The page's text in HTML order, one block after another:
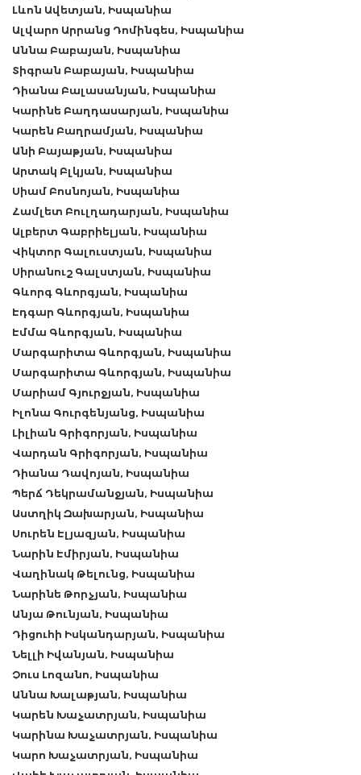
Լևոն Ավետյան, Իսպանիա
Ալվարո Արրանց Դոմինգես, Իսպանիա
Աննա Բաբայան, Իսպանիա
Տիգրան Բաբայան, Իսպանիա
Դիանա Բալասանյան, Իսպանիա
Կարինե Բաղդասարյան, Իսպանիա
Կարեն Բաղրամյան, Իսպանիա
Անի Բայաթյան, Իսպանիա
Արտակ Բլկյան, Իսպանիա
Սիամ Բոսնոյան, Իսպանիա
Համլետ Բուլղադարյան, Իսպանիա
Ալբերտ Գաբրիելյան, Իսպանիա
Վիկտոր Գալուստյան, Իսպանիա
Սիրանուշ Գալստյան, Իսպանիա
Գևորգ Գևորգյան, Իսպանիա
Էդգար Գևորգյան, Իսպանիա
Էմմա Գևորգյան, Իսպանիա
Մարգարիտա Գևորգյան, Իսպանիա
Մարգարիտա Գևորգյան, Իսպանիա
Մարիամ Գյուրջյան, Իսպանիա
Իլոնա Գուրգենյանց, Իսպանիա
Լիլիան Գրիգորյան, Իսպանիա
Վարդան Գրիգորյան, Իսպանիա
Դիանա Դավոյան, Իսպանիա
Պերճ Դեկրամանջյան, Իսպանիա
Աստղիկ Զախարյան, Իսպանիա
Սուրեն Էլյազյան, Իսպանիա
Նարին Էմիրյան, Իսպանիա
Վաղինակ Թելունց, Իսպանիա
Նարինե Թորչյան, Իսպանիա
Անյա Թունյան, Իսպանիա
Դիցուհի Իսկանդարյան, Իսպանիա
Նելլի Իվանյան, Իսպանիա
Չուս Լոզանո, Իսպանիա
Աննա Խալաթյան, Իսպանիա
Կարեն Խաչատրյան, Իսպանիա
Կարինա Խաչատրյան, Իսպանիա
Կարո Խաչատրյան, Իսպանիա